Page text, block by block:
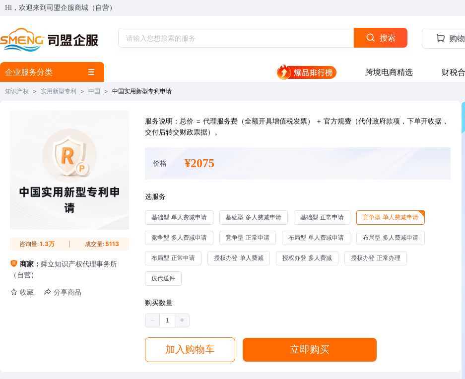
Hi，欢迎来到司盟企服商城（自营）
搜索 购
企业服务分类 跨境电商精选 财税
知识产权 > 实用新型专利 > 中国 > 中国实用新型专利申请
咨询量:1.3万 成交量: 5113
商家： 舜立知识产权代理事务所
（自营）
收藏 分享商品
服务说明：总价 = 代理服务费（全额开具增值税发票） + 官方规费（代付政府款项，下单开收据，
交付后转交财政票据）。
价格 ¥2075
选服务
基础型 单人费减申请 基础型 多人费减申请 基础型 正常申请 竞争型 单人费减申请
竞争型 多人费减申请 竞争型 正常申请 布局型 单人费减申请 布局型 多人费减申请
布局型 正常申请 授权办登 单人费减 授权办登 多人费减 授权办登 正常办理
仅代送件
购买数量
加入购物车 立即购买